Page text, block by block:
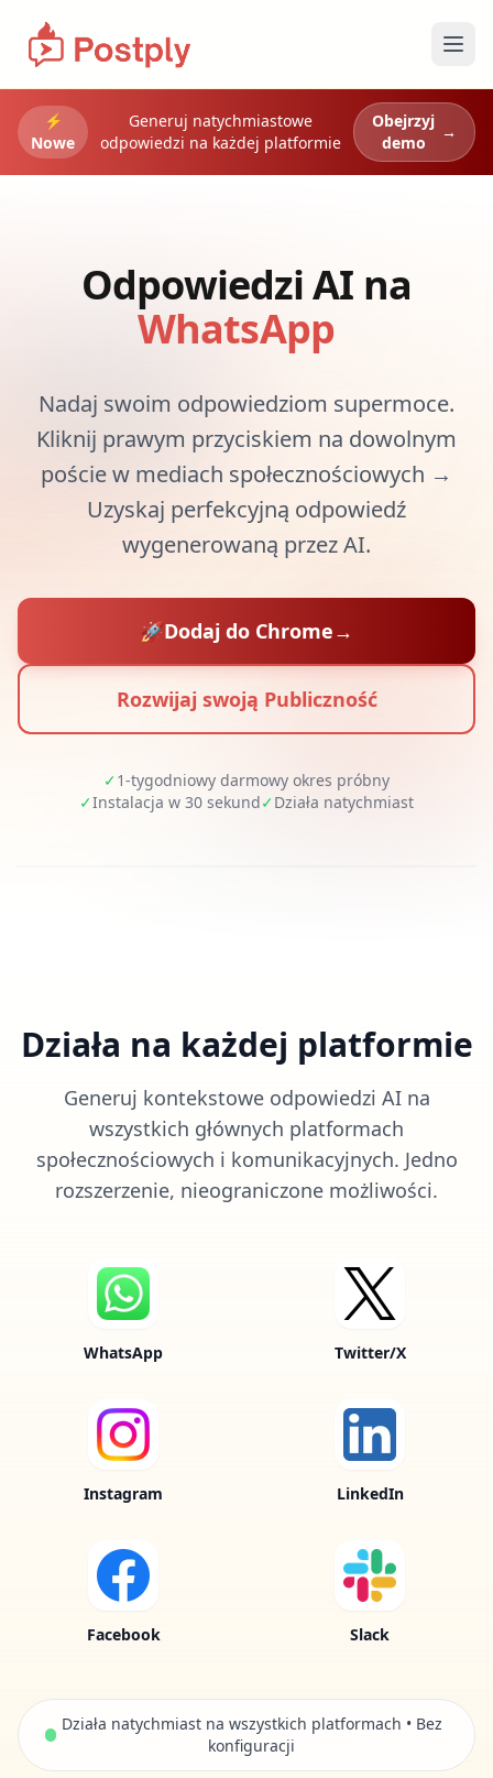
⚡
Nowe
Generuj natychmiastowe
odpowiedzi na każdej platformie
Obejrzyj
demo
→
Odpowiedzi AI na
Inst
Nadaj swoim odpowiedziom supermoce.
Kliknij prawym przyciskiem na dowolnym
poście w mediach społecznościowych →
Uzyskaj perfekcyjną odpowiedź
wygenerowaną przez AI.
🚀Dodaj do Chrome→
Rozwijaj swoją Publiczność
✓1-tygodniowy darmowy okres próbny
✓Instalacja w 30 sekund✓Działa natychmiast
Działa na każdej platformie
Generuj kontekstowe odpowiedzi AI na
wszystkich głównych platformach
społecznościowych i komunikacyjnych. Jedno
rozszerzenie, nieograniczone możliwości.
WhatsApp Twitter/X
Instagram LinkedIn
Facebook Slack
Działa natychmiast na wszystkich platformach • Bez
konfiguracji